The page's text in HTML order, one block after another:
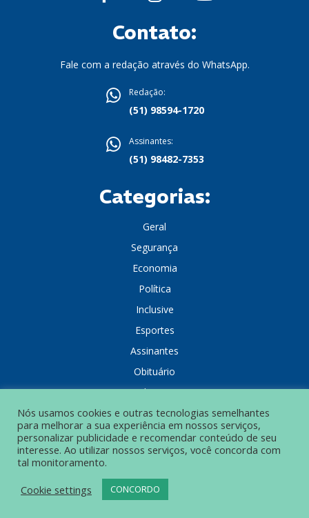
Contato:
Fale com a redação através do WhatsApp.
Redação:
(51) 98594-1720
Assinantes:
(51) 98482-7353
Categorias:
Geral
Segurança
Economia
Política
Inclusive
Esportes
Assinantes
Obituário
Colunistas
© Grupo Popular de Comunicação – Todos os direitos reservados.
POLÍTICA DE PRIVACIDADE
Nós usamos cookies e outras tecnologias semelhantes
para melhorar a sua experiência em nossos serviços,
personalizar publicidade e recomendar conteúdo de seu
interesse. Ao utilizar nossos serviços, você concorda com
tal monitoramento.
Cookie settings
CONCORDO